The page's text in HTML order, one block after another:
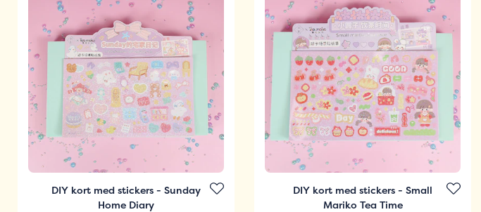
DIY kort med stickers - Sunday
Home Diary
DIY kort med stickers - Small
Mariko Tea Time